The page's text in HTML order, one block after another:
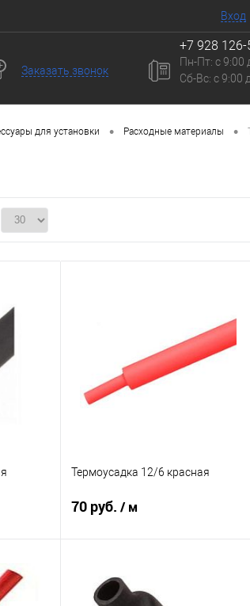
Вход
Заказать звонок
+7 928 126-
Пн-Пт: с 9:00
Сб-Вc: с 9:00
для установки • Расходные материалы •
Термоусадка 12/6 красная
70 руб. / м